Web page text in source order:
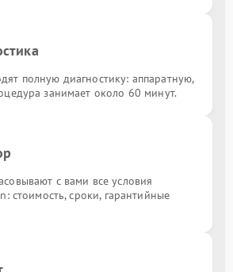
полную диагностику: аппаратную,
занимает около 60 минут.
с вами все условия
стоимость, сроки, гарантийные